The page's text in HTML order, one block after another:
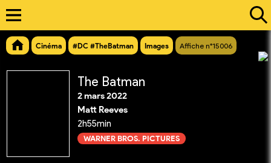
Cinéma #DC #TheBatman Images Affiche n°15006
The Batman
2 mars 2022
Matt Reeves
2h55min
WARNER BROS. PICTURES